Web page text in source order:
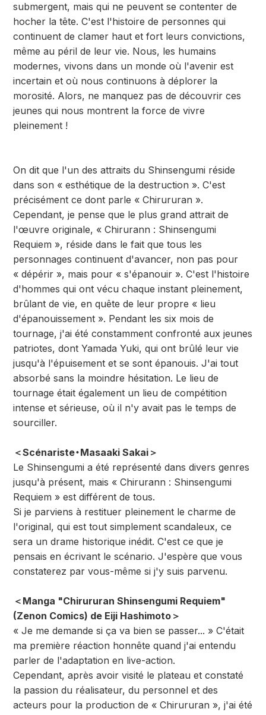
submergent, mais qui ne peuvent se contenter de
hocher la tête. C'est l'histoire de personnes qui
continuent de clamer haut et fort leurs convictions,
même au péril de leur vie. Nous, les humains
modernes, vivons dans un monde où l'avenir est
incertain et où nous continuons à déplorer la
morosité. Alors, ne manquez pas de découvrir ces
jeunes qui nous montrent la force de vivre
pleinement !
On dit que l'un des attraits du Shinsengumi réside
dans son « esthétique de la destruction ». C'est
précisément ce dont parle « Chirururan ».
Cependant, je pense que le plus grand attrait de
l'œuvre originale, « Chirurann : Shinsengumi
Requiem », réside dans le fait que tous les
personnages continuent d'avancer, non pas pour
« dépérir », mais pour « s'épanouir ». C'est l'histoire
d'hommes qui ont vécu chaque instant pleinement,
brûlant de vie, en quête de leur propre « lieu
d'épanouissement ». Pendant les six mois de
tournage, j'ai été constamment confronté aux jeunes
patriotes, dont Yamada Yuki, qui ont brûlé leur vie
jusqu'à l'épuisement et se sont épanouis. J'ai tout
absorbé sans la moindre hésitation. Le lieu de
tournage était également un lieu de compétition
intense et sérieuse, où il n'y avait pas le temps de
sourciller.
＜Scénariste・Masaaki Sakai＞
Le Shinsengumi a été représenté dans divers genres
jusqu'à présent, mais « Chirurann : Shinsengumi
Requiem » est différent de tous.
Si je parviens à restituer pleinement le charme de
l'original, qui est tout simplement scandaleux, ce
sera un drame historique inédit. C'est ce que je
pensais en écrivant le scénario. J'espère que vous
constaterez par vous-même si j'y suis parvenu.
＜Manga "Chirururan Shinsengumi Requiem"
(Zenon Comics) de Eiji Hashimoto＞
« Je me demande si ça va bien se passer... » C'était
ma première réaction honnête quand j'ai entendu
parler de l'adaptation en live-action.
Cependant, après avoir visité le plateau et constaté
la passion du réalisateur, du personnel et des
acteurs pour la production de « Chirururan », j'ai été